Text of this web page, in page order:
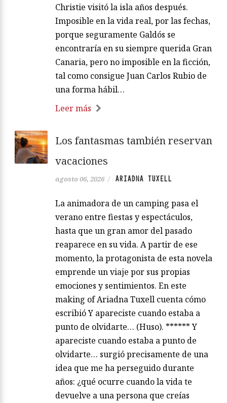
Christie visitó la isla años después.
Imposible en la vida real, por las fechas,
porque seguramente Galdós se
encontraría en su siempre querida Gran
Canaria, pero no imposible en la ficción,
tal como consigue Juan Carlos Rubio de
una forma hábil…
Leer más
Los fantasmas también reservan
vacaciones
agosto 06, 2026 / ARIADNA TUXELL
La animadora de un camping pasa el
verano entre fiestas y espectáculos,
hasta que un gran amor del pasado
reaparece en su vida. A partir de ese
momento, la protagonista de esta novela
emprende un viaje por sus propias
emociones y sentimientos. En este
making of Ariadna Tuxell cuenta cómo
escribió Y apareciste cuando estaba a
punto de olvidarte… (Huso). ****** Y
apareciste cuando estaba a punto de
olvidarte… surgió precisamente de una
idea que me ha perseguido durante
años: ¿qué ocurre cuando la vida te
devuelve a una persona que creías